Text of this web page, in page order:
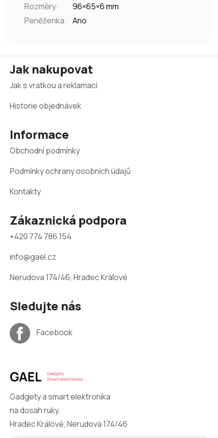
Rozměry:
96×65×6 mm
Peněženka: Ano
Jak nakupovat
Jak s vratkou a reklamací
Historie objednávek
Informace
Obchodní podmínky
Podmínky ochrany osobních údajů
Kontakty
Zákaznická podpora
+420 774 786 154
info@gael.cz
Nerudova 174/46, Hradec Králové
Sledujte nás
Facebook
Gadgety a smart elektronika
na dosah ruky.
Hradec Králové, Nerudova 174/46